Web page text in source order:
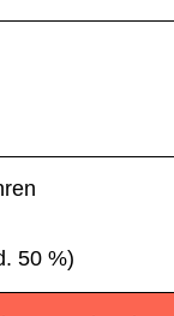
50 %)